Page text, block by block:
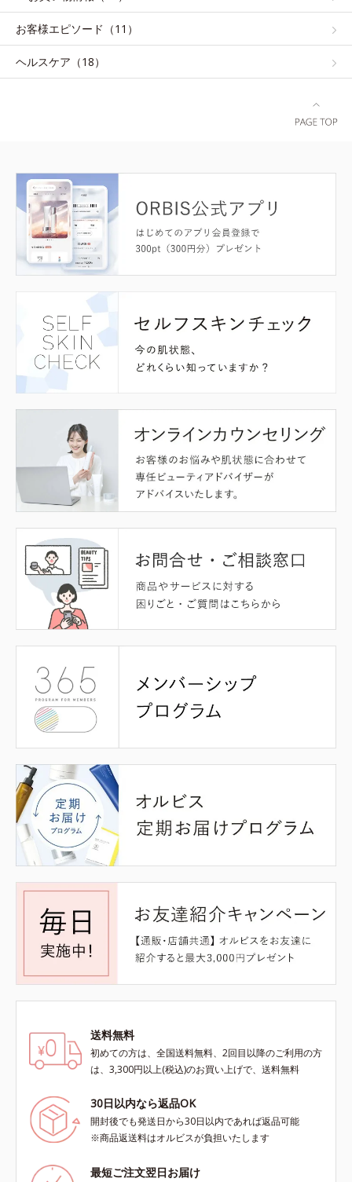
お客様エピソード（11）
ヘルスケア（18）
送料無料
初めての方は、全国送料無料、2回目以降のご利用の方
は、3,300円以上(税込)のお買い上げで、送料無料
30日以内なら返品OK
開封後でも発送日から30日以内であれば返品可能
※商品返送料はオルビスが負担いたします
最短ご注文翌日お届け